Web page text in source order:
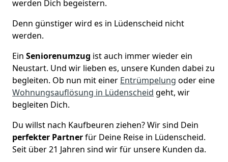
werden Dich begeistern.
Denn günstiger wird es in Lüdenscheid nicht
werden.
Ein Seniorenumzug ist auch immer wieder ein
Neustart. Und wir lieben es, unsere Kunden dabei zu
begleiten. Ob nun mit einer Entrümpelung oder eine
Wohnungsauflösung in Lüdenscheid geht, wir
begleiten Dich.
Du willst nach Kaufbeuren ziehen? Wir sind Dein
perfekter Partnerfür Deine Reise in Lüdenscheid.
Seit über 21 Jahren sind wir für unsere Kunden da.